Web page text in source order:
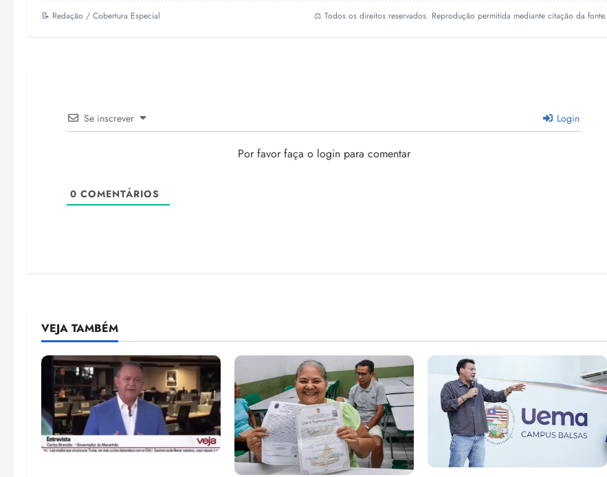
📝 Redação / Cobertura Especial ⚖️ Todos os direitos reservados. Reprodução permitida mediante citação da fonte.
Se inscrever Login
Por favor faça o login para comentar
0 COMENTÁRIOS
VEJA TAMBÉM